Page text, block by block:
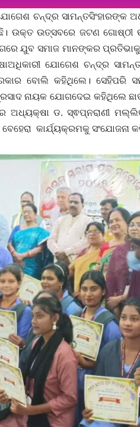
ଯୋଗେଶ ଚନ୍ଦ୍ର
ଉକ୍ତ ଉତ୍ସବରେ ଜଟଣ ଗୋଷ୍ଠୀ
ଯୁବ ସମାଜ ମାନଙ୍କର
ଯୋଗେଶ ଚନ୍ଦ୍ର
ବୋଲି କହିଥିଲେ। ସେହିପରି
ନାୟକ ଯୋଗଦେଇ କହିଥିଲେ
ଅଧ୍ୟକ୍ଷା ଡ. ସ୍ଵପ୍ନରାଣୀ
କାର୍ଯ୍ୟକ୍ରମକୁ ସଂଯୋଜନା